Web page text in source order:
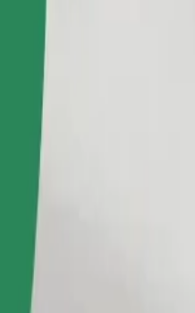
речей